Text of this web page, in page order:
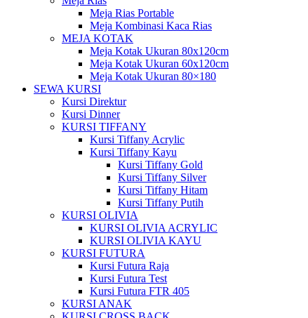
Meja Rias Portable
Meja Kombinasi Kaca Rias
MEJA KOTAK
Meja Kotak Ukuran 80x120cm
Meja Kotak Ukuran 60x120cm
Meja Kotak Ukuran 80×180
SEWA KURSI
Kursi Direktur
Kursi Dinner
KURSI TIFFANY
Kursi Tiffany Acrylic
Kursi Tiffany Kayu
Kursi Tiffany Gold
Kursi Tiffany Silver
Kursi Tiffany Hitam
Kursi Tiffany Putih
KURSI OLIVIA
KURSI OLIVIA ACRYLIC
KURSI OLIVIA KAYU
KURSI FUTURA
Kursi Futura Raja
Kursi Futura Test
Kursi Futura FTR 405
KURSI ANAK